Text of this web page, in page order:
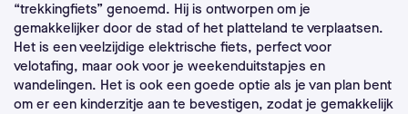
“trekkingfiets” genoemd. Hij is ontworpen om je
gemakkelijker door de stad of het platteland te verplaatsen.
Het is een veelzijdige elektrische fiets, perfect voor
velotafing, maar ook voor je weekenduitstapjes en
wandelingen. Het is ook een goede optie als je van plan bent
om er een kinderzitje aan te bevestigen, zodat je gemakkelijk